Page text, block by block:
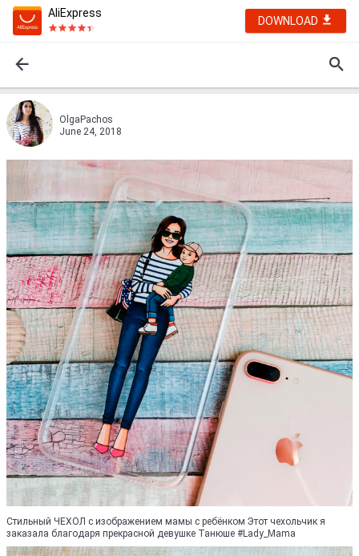
AliExpress
DOWNLOAD
OlgaPachos
June 24, 2018
Стильный ЧЕХОЛ с изображением мамы с ребёнком Этот чехольчик я
заказала благодаря прекрасной девушке Танюше #Lady_Mama